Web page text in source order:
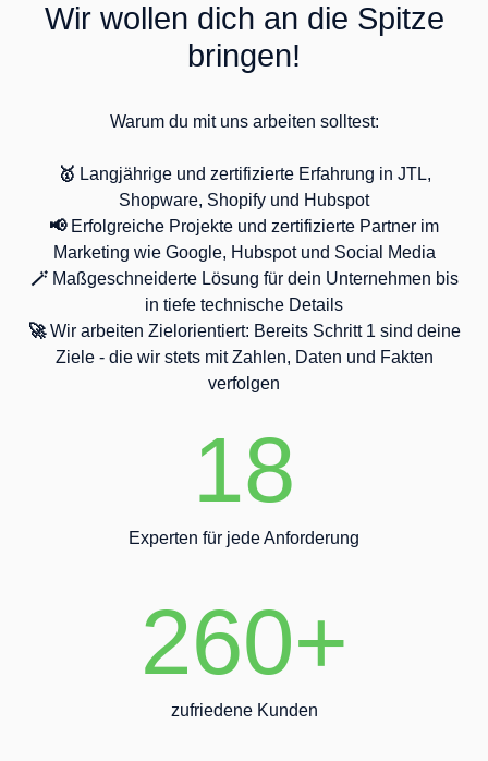
Wir wollen dich an die Spitze
bringen!
Warum du mit uns arbeiten solltest:
🥇 Langjährige und zertifizierte Erfahrung in JTL,
Shopware, Shopify und Hubspot
📢Erfolgreiche Projekte und zertifizierte Partner im
Marketing wie Google, Hubspot und Social Media
🪄Maßgeschneiderte Lösung für dein Unternehmen bis
in tiefe technische Details
🚀Wir arbeiten Zielorientiert: Bereits Schritt 1 sind deine
Ziele - die wir stets mit Zahlen, Daten und Fakten
verfolgen
18
Experten für jede Anforderung
260+
zufriedene Kunden